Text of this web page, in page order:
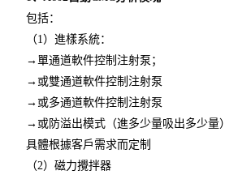
包括：
（1 ）進樣系統：
→單通道軟件控制注射泵；
→或雙通道軟件控制注射泵
→或多通道軟件控制注射泵
→或防溢出模式（進多少量吸出多少量
具體根據客戶需求而定制
（2）磁力攪拌器